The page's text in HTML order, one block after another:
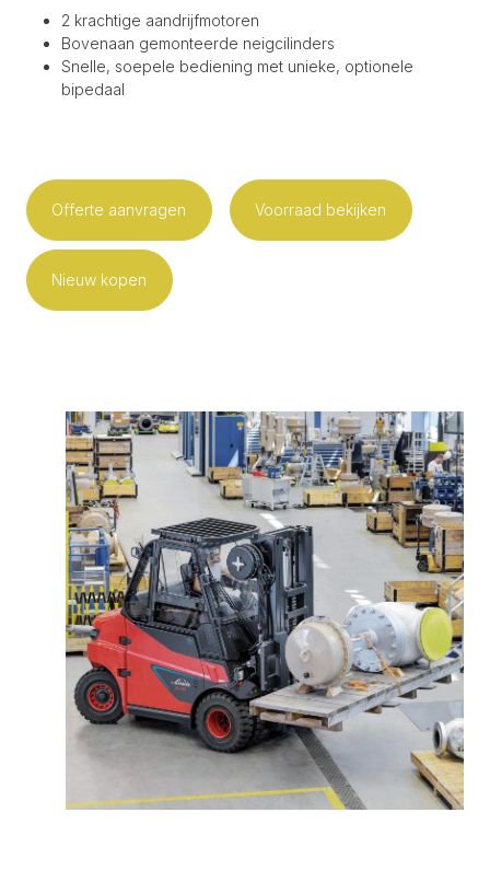
2 krachtige aandrijfmotoren
Bovenaan gemonteerde neigcilinders
Snelle, soepele bediening met unieke, optionele
bipedaal
Offerte aanvragen Voorraad bekijken
Nieuw kopen